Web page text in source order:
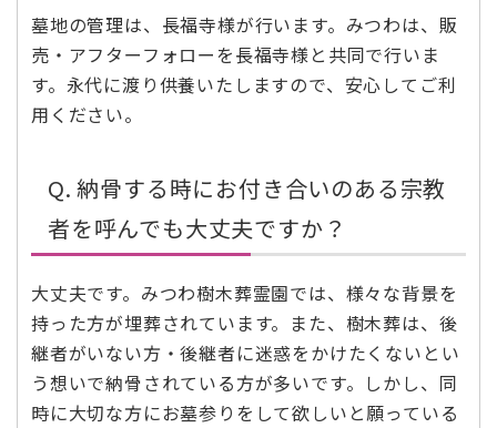
墓地の管理は、長福寺様が行います。みつわは、販
売・アフターフォローを長福寺様と共同で行いま
す。永代に渡り供養いたしますので、安心してご利
用ください。
Q. 納骨する時にお付き合いのある宗教
者を呼んでも大丈夫ですか？
大丈夫です。みつわ樹木葬霊園では、様々な背景を
持った方が埋葬されています。また、樹木葬は、後
継者がいない方・後継者に迷惑をかけたくないとい
う想いで納骨されている方が多いです。しかし、同
時に大切な方にお墓参りをして欲しいと願っている